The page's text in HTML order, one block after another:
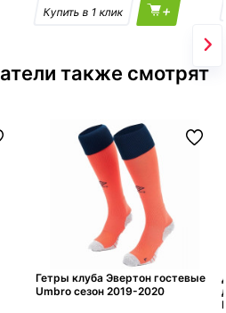
+
также смотрят
Гетры клуба Эвертон гостевые
Umbro сезон 2019-2020